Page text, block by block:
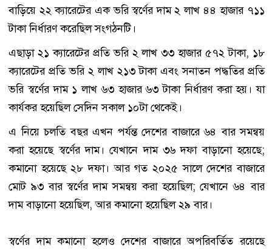
বাড়িয়ে ২২ ক্যারেটের এক ভরি স্বর্ণের দাম ২ লাখ ৪৪ হাজার ৭১১
টাকা নির্ধারণ করেছিল সংগঠনটি।
এছাড়া ২১ ক্যারেটের প্রতি ভরি ২ লাখ ৩৩ হাজার ৫৭২ টাকা, ১৮
ক্যারেটের প্রতি ভরি ২ লাখ ২১৩ টাকা এবং সনাতন পদ্ধতির প্রতি
ভরি স্বর্ণের দাম ১ লাখ ৬৩ হাজার ৬৩ টাকা নির্ধারণ করা হয়। যা
কার্যকর হয়েছিল সেদিন সকাল ১০টা থেকেই।
এ নিয়ে চলতি বছর এখন পর্যন্ত দেশের বাজারে ৬৪ বার সমন্বয়
করা হয়েছে স্বর্ণের দাম। যেখানে দাম ৩৬ দফা বাড়ানো হয়েছে;
কমানো হয়েছে ২৮ দফা। আর গত ২০২৫ সালে দেশের বাজারে
মোট ৯৩ বার স্বর্ণের দাম সমন্বয় করা হয়েছিল; যেখানে ৬৪ বার
দাম বাড়ানো হয়েছিল, আর কমানো হয়েছিল ২৯ বার।
স্বর্ণের দাম কমানো হলেও দেশের বাজারে অপরিবর্তিত রয়েছে